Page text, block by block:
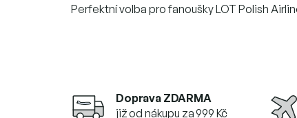
Doprava ZDARMA
již od nákupu za 999 Kč
Perfektní volba pro fanoušky LOT Polish